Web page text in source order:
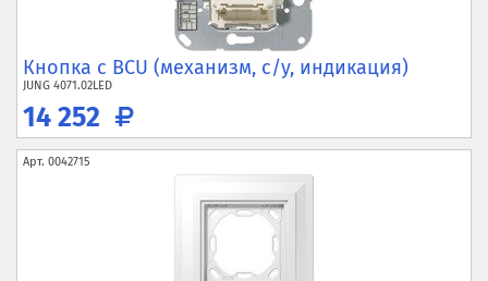
Кнопка с BCU (механизм, с/у, индикация)
JUNG 4071.02LED
14 252
Арт. 0042715